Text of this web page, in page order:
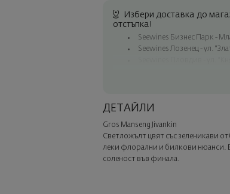
Избери доставка до
отстъпка!
Seewines Бизнес Парк -
Seewines Лозенец - ул.
До офисите на Спиди в
Изненадайте със стил
Добавете луксозна
Изберете тази опция в
ДЕТАЙЛИ
Gros Manseng Jivankin
Светложълт цвят със зеленикави
леки флорални и билкови нюанси.
соленост във финала.